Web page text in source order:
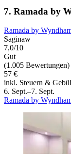
7. Ramada by
Ramada by
Saginaw
7,0/10
Gut
(1.005 Bewertungen)
57 €
inkl. Steuern &
6. Sept.–7. Sept.
Ramada by